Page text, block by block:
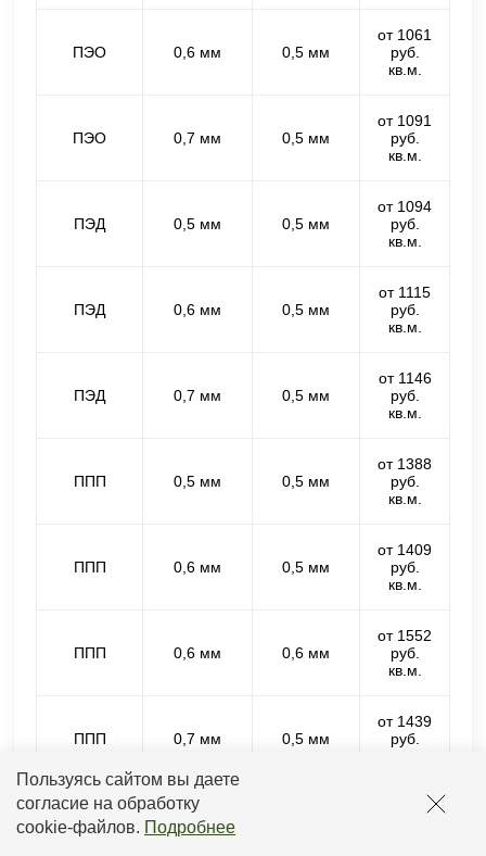
Пользуясь сайтом вы даете
согласие на обработку
cookie-файлов. Подробнее
ПЭО 0,6 мм 0,5 мм
от 1061
руб.
кв.м.
ПЭО 0,7 мм 0,5 мм
от 1091
руб.
кв.м.
ПЭД 0,5 мм 0,5 мм
от 1094
руб.
кв.м.
ПЭД 0,6 мм 0,5 мм
от 1115
руб.
кв.м.
ПЭД 0,7 мм 0,5 мм
от 1146
руб.
кв.м.
ППП 0,5 мм 0,5 мм
от 1388
руб.
кв.м.
ППП 0,6 мм 0,5 мм
от 1409
руб.
кв.м.
ППП 0,6 мм 0,6 мм
от 1552
руб.
кв.м.
ППП 0,7 мм 0,5 мм
от 1439
руб.
ППП 0,7 мм
от 1582